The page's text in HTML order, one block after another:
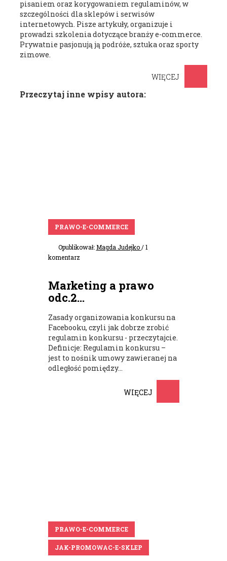
pisaniem oraz korygowaniem regulaminów, w
szczególności dla sklepów i serwisów
internetowych. Pisze artykuły, organizuje i
prowadzi szkolenia dotyczące branży e-commerce.
Prywatnie pasjonują ją podróże, sztuka oraz sporty
zimowe.
WIĘCEJ
Przeczytaj inne wpisy autora:
PRAWO-E-COMMERCE
Opublikował:Magda Judejko/ 1
komentarz
Marketing a prawo
odc.2...
Zasady organizowania konkursu na
Facebooku, czyli jak dobrze zrobić
regulamin konkursu - przeczytajcie.
Definicje: Regulamin konkursu –
jest to nośnik umowy zawieranej na
odległość pomiędzy...
WIĘCEJ
PRAWO-E-COMMERCE
JAK-PROMOWAC-E-SKLEP